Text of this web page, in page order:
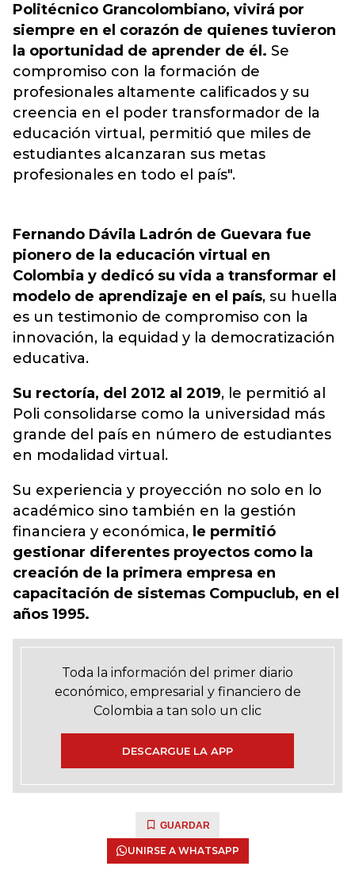
Politécnico Grancolombiano, vivirá por
siempre en el corazón de quienes tuvieron
la oportunidad de aprender de él. Se
compromiso con la formación de
profesionales altamente calificados y su
creencia en el poder transformador de la
educación virtual, permitió que miles de
estudiantes alcanzaran sus metas
profesionales en todo el país".
Fernando Dávila Ladrón de Guevara fue
pionero de la educación virtual en
Colombia y dedicó su vida a transformar el
modelo de aprendizaje en el país, su huella
es un testimonio de compromiso con la
innovación, la equidad y la democratización
educativa.
Su rectoría, del 2012 al 2019, le permitió al
Poli consolidarse como la universidad más
grande del país en número de estudiantes
en modalidad virtual.
Su experiencia y proyección no solo en lo
académico sino también en la gestión
financiera y económica, le permitió
gestionar diferentes proyectos como la
creación de la primera empresa en
capacitación de sistemas Compuclub, en el
años 1995.
Toda la información del primer diario
económico, empresarial y financiero de
Colombia a tan solo un clic
DESCARGUE LA APP
GUARDAR
UNIRSE A WHATSAPP